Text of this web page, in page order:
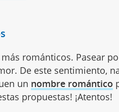
románticos. Pasear
De este sentimiento,
un nombre romántico
propuestas! ¡Atentos!